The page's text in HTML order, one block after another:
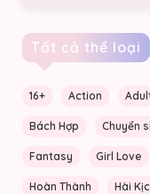
Tất cả thể loại
16+ Action
Bách Hợp Chuyển
Fantasy Girl Love
Hoàn Thành Hài